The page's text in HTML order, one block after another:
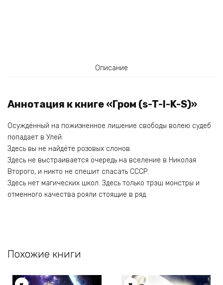
Описание
Аннотация к книге «Гром (s-T-I-K-S)»
Осуждённый на пожизненное лишение свободы волею судеб
попадает в Улей.
Здесь вы не найдёте розовых слонов.
Здесь не выстраивается очередь на вселение в Николая
Второго, и никто не спешит спасать СССР.
Здесь нет магических школ. Здесь только трэш монстры и
отменного качества рояли стоящие в ряд.
Похожие книги